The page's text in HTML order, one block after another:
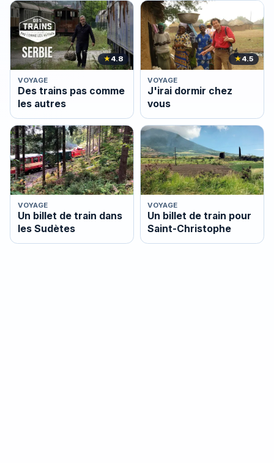
★4.8
VOYAGE
Des trains pas comme
les autres
★4.5
VOYAGE
J'irai dormir chez
vous
VOYAGE
Un billet de train dans
les Sudètes
VOYAGE
Un billet de train pour
Saint-Christophe